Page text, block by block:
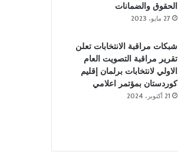
الحقوق والضمانات
27 مايو، 2023
شبكات مراقبة الانتخابات تعلن
تقرير مراقبة التصويت العام
الاولي لانتخابات برلمان إقليم
كوردستان بمؤتمر اعلامي
21 أكتوبر، 2024